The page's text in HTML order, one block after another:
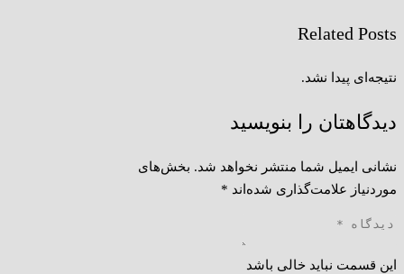
Related Posts
نتیجه‌ای پیدا نشد.
دیدگاهتان را بنویسید
نشانی ایمیل شما منتشر نخواهد شد. بخش‌های
موردنیاز علامت‌گذاری شده‌اند *
این قسمت نباید خالی باشد